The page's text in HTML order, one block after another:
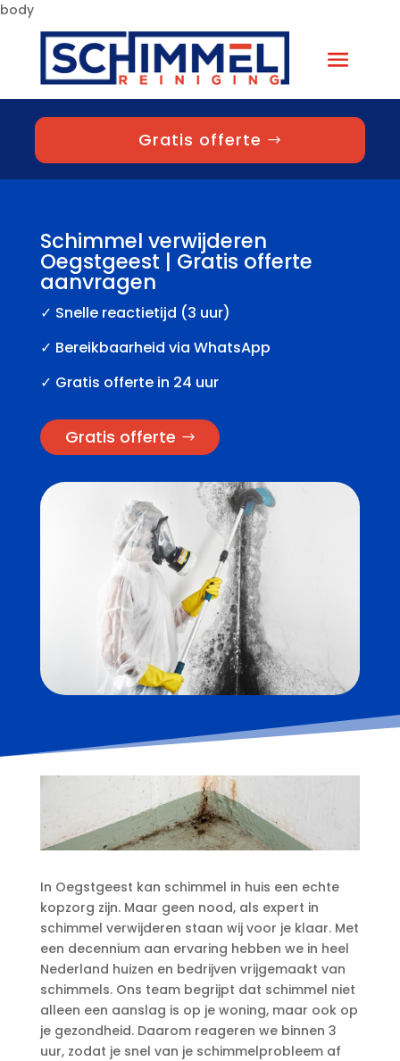
body
Gratis offerte
Schimmel verwijderen
Oegstgeest | Gratis offerte
aanvragen
✓ Snelle reactietijd (3 uur)
✓ Bereikbaarheid via WhatsApp
✓ Gratis offerte in 24 uur
Gratis offerte
In Oegstgeest kan schimmel in huis een echte
kopzorg zijn.​ Maar geen nood, als expert in
schimmel verwijderen staan wij voor je klaar.​ Met
een decennium aan ervaring hebben we in heel
Nederland huizen en bedrijven vrijgemaakt van
schimmels.​ Ons team begrijpt dat schimmel niet
alleen een aanslag is op je woning, maar ook op
je gezondheid.​ Daarom reageren we binnen 3
uur, zodat je snel van je schimmelprobleem af